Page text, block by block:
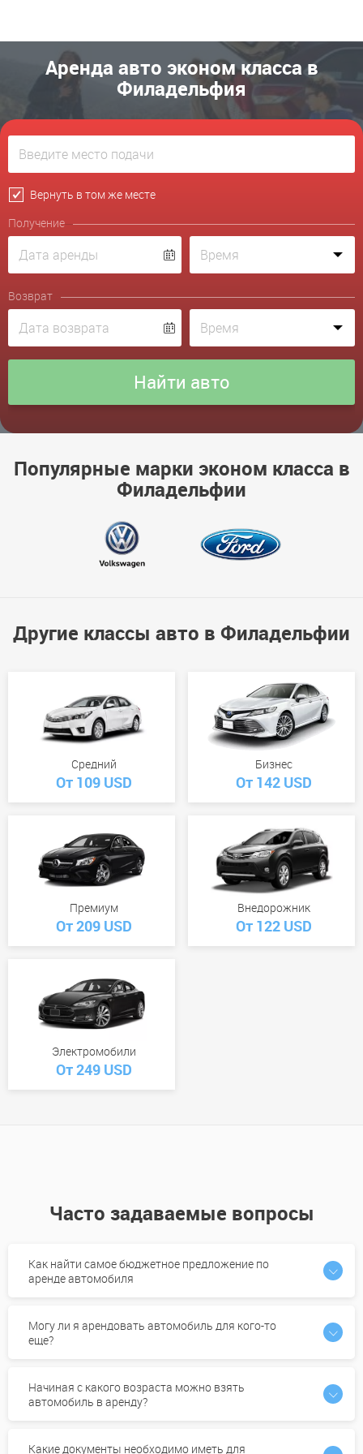
Аренда авто эконом класса в
Филадельфия
Вернуть в том же месте
Получение
Возврат
Популярные марки эконом класса в
Филадельфии
Другие классы авто в Филадельфии
Средний
От 109 USD
Бизнес
От 142 USD
Премиум
От 209 USD
Внедорожник
От 122 USD
Электромобили
От 249 USD
Часто задаваемые вопросы
Как найти самое бюджетное предложение по
аренде автомобиля
Могу ли я арендовать автомобиль для кого-то
еще?
Начиная с какого возраста можно взять
автомобиль в аренду?
Какие документы необходимо иметь для